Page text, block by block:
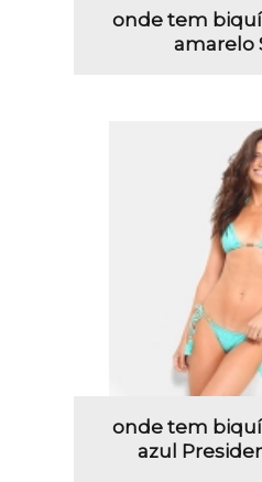
onde tem
amarelo
onde tem
azul